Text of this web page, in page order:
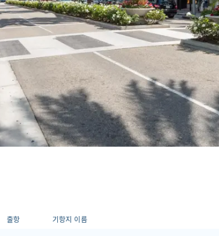
출항 기항지 이름